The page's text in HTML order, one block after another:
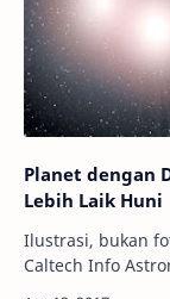
Planet dengan
Lebih Laik Huni
Ilustrasi, bukan
Caltech Info Astronomy - Dengan dua matahari